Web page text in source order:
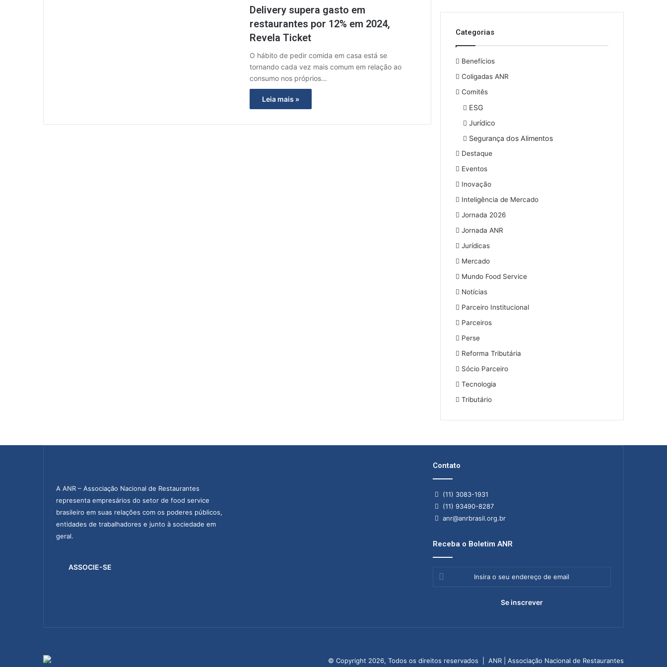
Delivery supera gasto em
restaurantes por 12% em 2024,
Revela Ticket
O hábito de pedir comida em casa está se
tornando cada vez mais comum em relação ao
consumo nos próprios…
Leia mais »
s
u
e
d
e
e
a
i
Categorias
Benefícios
Coligadas ANR
Comitês
ESG
Jurídico
Segurança dos Alimentos
Destaque
Eventos
Inovação
Inteligência de Mercado
Jornada 2026
Jornada ANR
Jurídicas
Mercado
Mundo Food Service
Notícias
Parceiro Institucional
Parceiros
Perse
Reforma Tributária
Sócio Parceiro
Tecnologia
Tributário
A ANR – Associação Nacional de Restaurantes
representa empresários do setor de food service
brasileiro em suas relações com os poderes públicos,
entidades de trabalhadores e junto à sociedade em
geral.
ASSOCIE-SE
Contato
(11) 3083-1931
(11) 93490-8287
anr@anrbrasil.org.br
Receba o Boletim ANR
Insira
© Copyright 2026, Todos os direitos reservados | ANR | Associação Nacional de Restaurantes